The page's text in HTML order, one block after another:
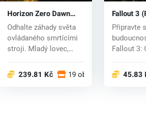
Horizon Zero Dawn
(PC) key
Odhalte záhady světa
ovládaného smrtícími
stroji. Mladý lovec,
239.81 Kč 19 obchodech
Fallout 3
Připravte
Fallout 3:
45.83